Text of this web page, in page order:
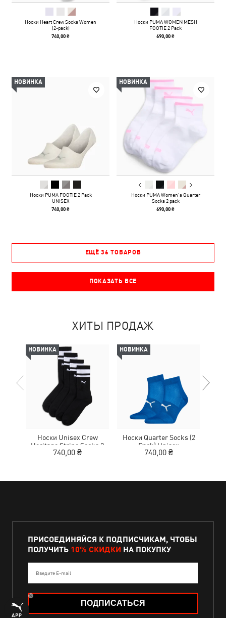
Носки Heart Crew Socks Women
(2-pack)
740,00 ₴
Носки PUMA WOMEN MESH
FOOTIE 2 Pack
690,00 ₴
НОВИНКА
Носки PUMA FOOTIE 2 Pack
UNISEX
740,00 ₴
НОВИНКА
Носки PUMA Women's Quarter
Socks 2 pack
690,00 ₴
ЕЩЁ 36 ТОВАРОВ
ПОКАЗАТЬ ВСЕ
ХИТЫ ПРОДАЖ
НОВИНКА
Носки Unisex Crew
Heritage Stripe Socks 2
pack
740,00 ₴
НОВИНКА
Носки Quarter Socks (2
Pack) Unisex
740,00 ₴
ПРИСОЕДИНЯЙСЯ К ПОДПИСЧИКАМ, ЧТОБЫ
ПОЛУЧИТЬ 10% СКИДКИ НА ПОКУПКУ
Введите E-mail
ПОДПИСАТЬСЯ